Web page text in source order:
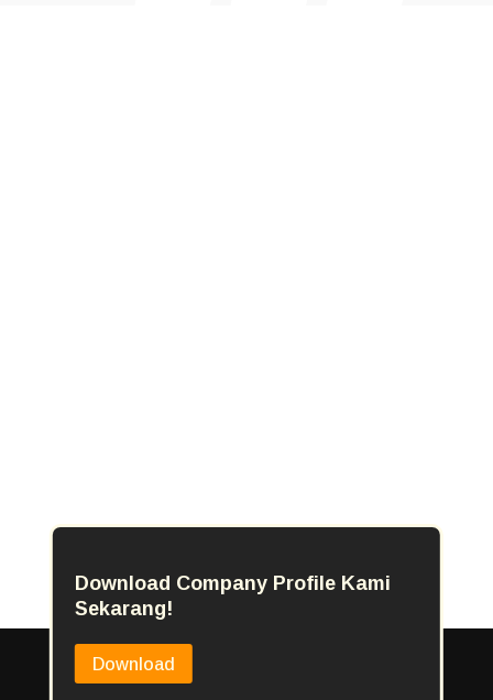
Download Company Profile Kami
Sekarang!
Download